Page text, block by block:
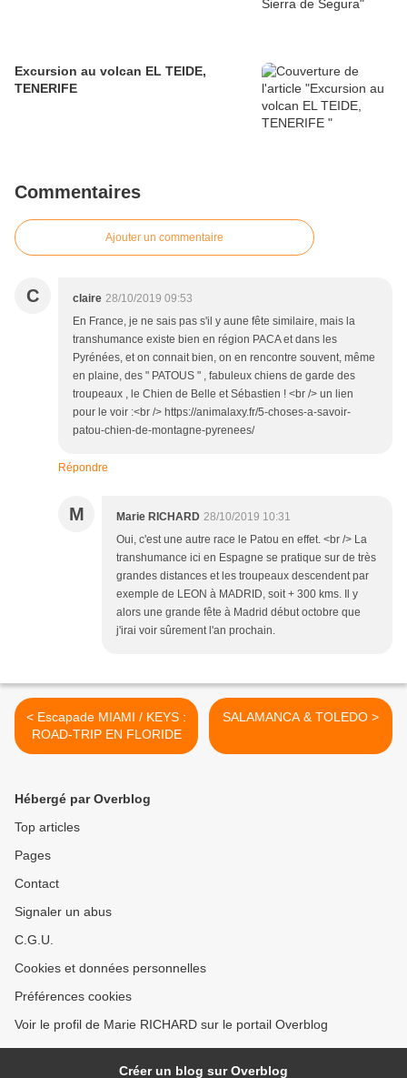
Excursion au volcan EL TEIDE,
TENERIFE
Commentaires
Ajouter un commentaire
C claire 28/10/2019 09:53
En France, je ne sais pas s'il y aune fête similaire, mais la
transhumance existe bien en région PACA et dans les
Pyrénées, et on connait bien, on en rencontre souvent, même
en plaine, des " PATOUS " , fabuleux chiens de garde des
troupeaux , le Chien de Belle et Sébastien ! <br /> un lien
pour le voir :<br /> https://animalaxy.fr/5-choses-a-savoir-
patou-chien-de-montagne-pyrenees/
Répondre
M Marie RICHARD 28/10/2019 10:31
Oui, c'est une autre race le Patou en effet. <br /> La
transhumance ici en Espagne se pratique sur de très
grandes distances et les troupeaux descendent par
exemple de LEON à MADRID, soit + 300 kms. Il y
alors une grande fête à Madrid début octobre que
j'irai voir sûrement l'an prochain.
< Escapade MIAMI / KEYS :
ROAD-TRIP EN FLORIDE
SALAMANCA & TOLEDO >
Hébergé par Overblog
Top articles
Pages
Contact
Signaler un abus
C.G.U.
Cookies et données personnelles
Préférences cookies
Voir le profil de Marie RICHARD sur le portail Overblog
Créer un blog sur Overblog